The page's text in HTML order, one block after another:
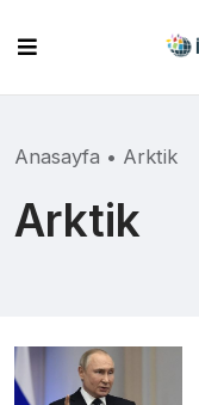
content
Anasayfa • Arktik
Arktik